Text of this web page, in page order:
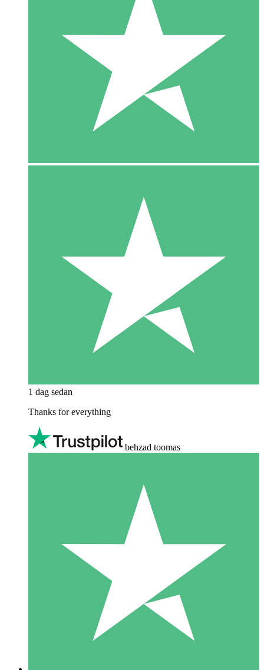
1 dag sedan
Thanks for everything
behzad toomas